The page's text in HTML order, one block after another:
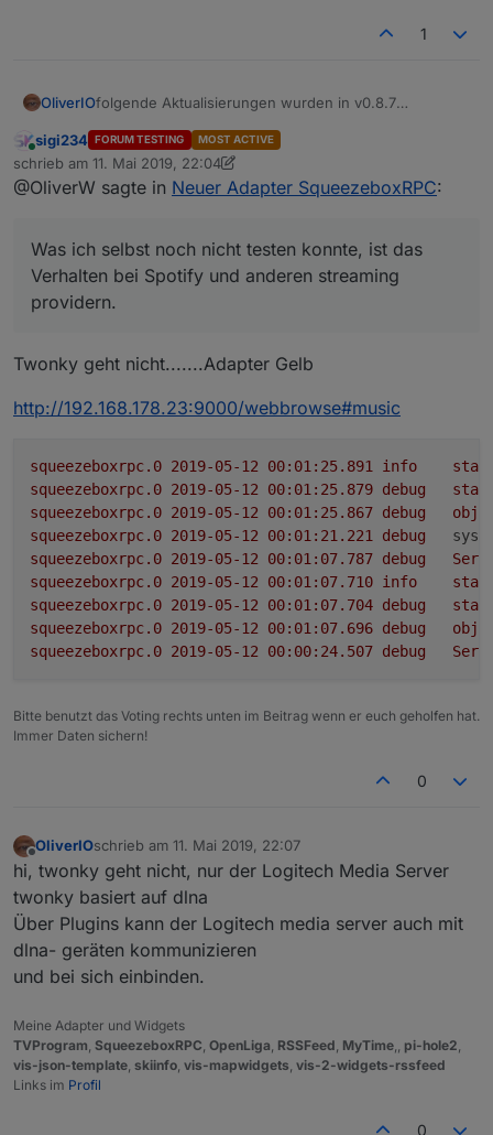
1
OliverIOfolgende Aktualisierungen wurden in v0.8.7
die Version wurde nach der Vollständigkeit
angepasst
der Adapter wurde in latest aufgenommen und
Konfigurationsmöglichkeiten über den
Konfigurationsdialog
der Adapter führ selbst eine Suche nach
Konfigurationsdialog zur Auswahl an
die Steuermöglichkeiten des Players und der
*- es kann nun ein Playlisteintrag direkt, aber
gewählt werden.
Zeit. Hier kann eine Postiotion im Track direkt
über die Sekunden aber auch relativ gewählt
werden (bspw 100, +20, -10)
*- auch die repeat und shuffle sind nun in allen
formen zur Steuerung verfügbar.
Eine detaillierte Beschreibung der verfügbaren states
ist auf englisch bei
Media Server besitzt und mir Rückmeldung geben
könntet, ob bei euch alles funktioniert oder irgendwie
Fehler und Verbesserungsvorschläge können über
Was ich selbst noch nicht testen konnte, ist das
Verhalten bei Spotify und anderen streaming
Online
sigi234 FORUM TESTING MOST ACTIVE
schrieb am 11. Mai 2019, 22:04
zuletzt editiert von sigi2345. Dez. 2019, 00:04
@OliverW sagte in Neuer Adapter SqueezeboxRPC:
Was ich selbst noch nicht testen konnte, ist das
Verhalten bei Spotify und anderen streaming
providern.
Twonky geht nicht.......Adapter Gelb
http://192.168.178.23:9000/webbrowse#music
squeezeboxrpc.0 info
squeezeboxrpc.0
debug
squeezeboxrpc.0
debug
squeezeboxrpc.0
debug
squeezeboxrpc.0
debug
squeezeboxrpc.0
info
squeezeboxrpc.0
debug
squeezeboxrpc.0
debug
squeezeboxrpc.0
debug
Bitte benutzt das Voting rechts unten im Beitrag wenn er euch geholfen hat.
Immer Daten sichern!
0
Offline
OliverIOschrieb am 11. Mai 2019, 22:07
zuletzt editiert von
hi, twonky geht nicht, nur der Logitech Media Server
twonky basiert auf dlna
Über Plugins kann der Logitech media server auch mit
dlna- geräten kommunizieren
und bei sich einbinden.
Meine Adapter und Widgets
TVProgram, SqueezeboxRPC, OpenLiga, RSSFeed, MyTime,, pi-hole2,
vis-json-template, skiinfo, vis-mapwidgets, vis-2-widgets-rssfeed
Links im Profil
0